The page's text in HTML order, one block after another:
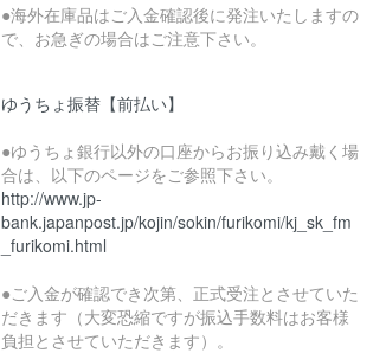
●海外在庫品はご入金確認後に発注いたしますの
で、お急ぎの場合はご注意下さい。
ゆうちょ振替【前払い】
●ゆうちょ銀行以外の口座からお振り込み戴く場
合は、以下のページをご参照下さい。
http://www.jp-
bank.japanpost.jp/kojin/sokin/furikomi/kj_sk_fm
_furikomi.html
●ご入金が確認でき次第、正式受注とさせていた
だきます（大変恐縮ですが振込手数料はお客様
負担とさせていただきます）。